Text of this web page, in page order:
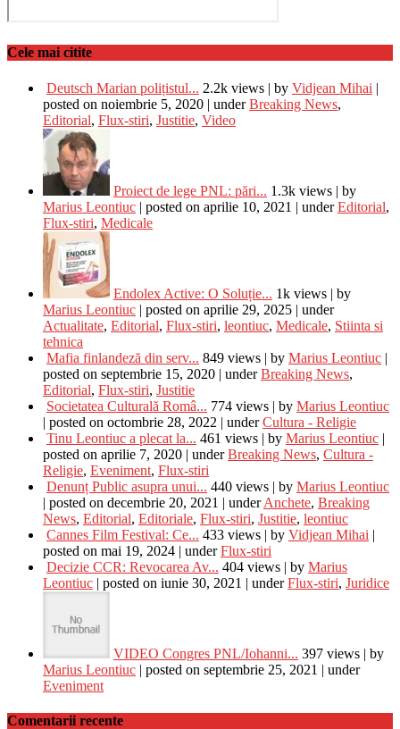
Cele mai citite
Deutsch Marian polițistul... 2.2k views | by Vidjean Mihai |
posted on noiembrie 5, 2020 | underBreaking News,
Editorial, Flux-stiri, Justitie, Video
Proiect de lege PNL: pări... 1.3k views | by
Marius Leontiuc | posted on aprilie 10, 2021 | underEditorial,
Flux-stiri, Medicale
Endolex Active: O Soluție... 1k views | by
Marius Leontiuc | posted on aprilie 29, 2025 | under
Actualitate, Editorial, Flux-stiri, leontiuc, Medicale, Stiinta si
tehnica
Mafia finlandeză din serv... 849 views | by Marius Leontiuc |
posted on septembrie 15, 2020 | underBreaking News,
Editorial, Flux-stiri, Justitie
Societatea Culturală Româ... 774 views | by Marius Leontiuc
| posted on octombrie 28, 2022 | underCultura - Religie
Tinu Leontiuc a plecat la... 461 views | by Marius Leontiuc |
posted on aprilie 7, 2020 | underBreaking News, Cultura -
Religie, Eveniment, Flux-stiri
Denunț Public asupra unui... 440 views | by Marius Leontiuc
| posted on decembrie 20, 2021 | underAnchete, Breaking
News, Editorial, Editoriale, Flux-stiri, Justitie, leontiuc
Cannes Film Festival: Ce... 433 views | by Vidjean Mihai |
posted on mai 19, 2024 | underFlux-stiri
Decizie CCR: Revocarea Av... 404 views | by Marius
Leontiuc | posted on iunie 30, 2021 | underFlux-stiri, Juridice
VIDEO Congres PNL/Iohanni... 397 views | by
Marius Leontiuc | posted on septembrie 25, 2021 | under
Eveniment
Comentarii recente